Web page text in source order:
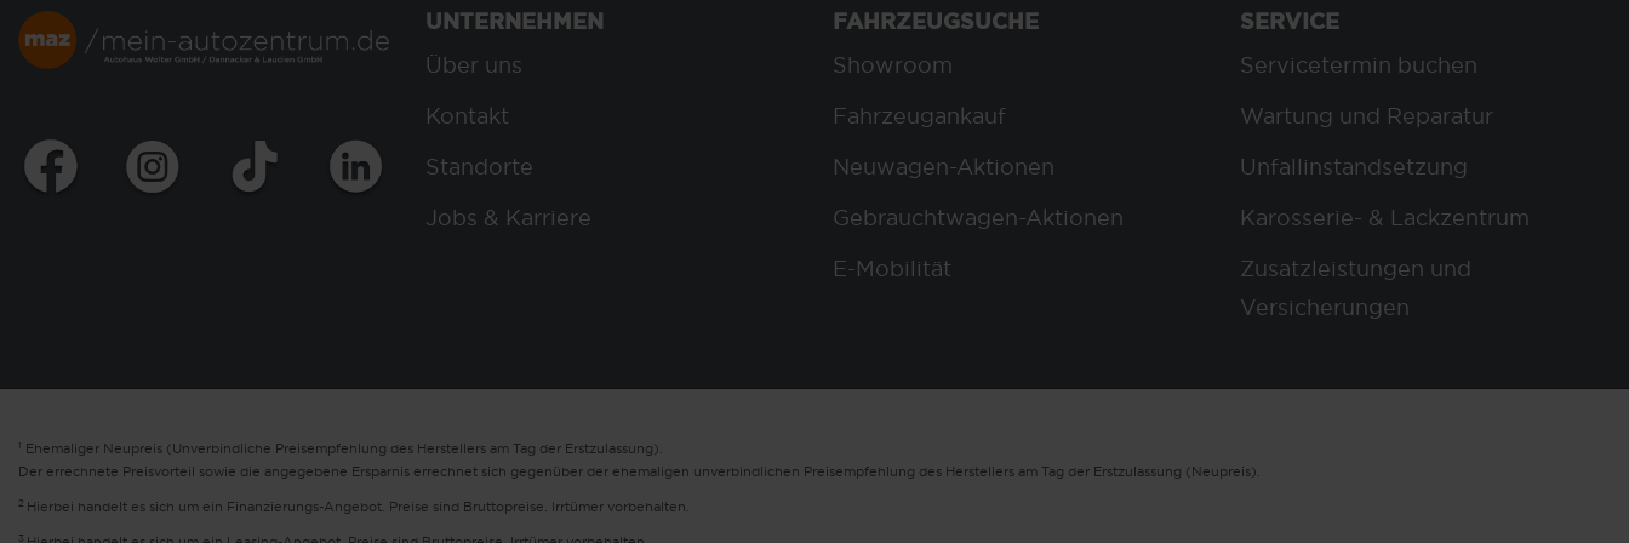
UNTERNEHMEN
Über uns
Kontakt
Standorte
Jobs & Karriere
FAHRZEUGSUCHE
Showroom
Fahrzeugankauf
Neuwagen-Aktionen
Gebrauchtwagen-Aktionen
E-Mobilität
SERVICE
Servicetermin buchen
Wartung und Reparatur
Unfallinstandsetzung
Karosserie- & Lackzentrum
Zusatzleistungen und
Versicherungen
1 Ehemaliger Neupreis (Unverbindliche Preisempfehlung des Herstellers am Tag der Erstzulassung).
Der errechnete Preisvorteil sowie die angegebene Ersparnis errechnet sich gegenüber der ehemaligen unverbindlichen Preisempfehlung des Herstellers am Tag der Erstzulassung (Neupreis).
2 Hierbei handelt es sich um ein Finanzierungs-Angebot. Preise sind Bruttopreise. Irrtümer vorbehalten.
3